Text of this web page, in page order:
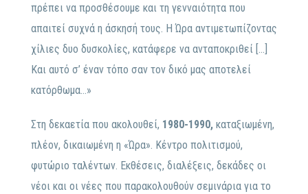
πρέπει να προσθέσουμε και τη γενναιότητα που
απαιτεί συχνά η άσκησή τους. Η Ώρα αντιμετωπίζοντας
χίλιες δυο δυσκολίες, κατάφερε να ανταποκριθεί […]
Και αυτό σ’ έναν τόπο σαν τον δικό μας αποτελεί
κατόρθωμα…»
Στη δεκαετία που ακολουθεί, 1980-1990, καταξιωμένη,
πλέον, δικαιωμένη η «Ώρα». Κέντρο πολιτισμού,
φυτώριο ταλέντων. Εκθέσεις, διαλέξεις, δεκάδες οι
νέοι και οι νέες που παρακολουθούν σεμινάρια για το